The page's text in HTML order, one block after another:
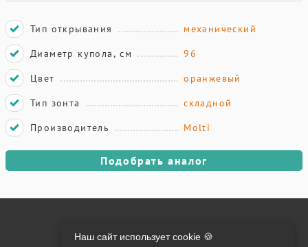
Тип открывания
механический
Диаметр купола, см
96
Цвет
оранжевый
Тип зонта
складной
Производитель
Molti
Подобрать аналог
Онлайн оплата на сайте:
Наш сайт использует cookie 🍪